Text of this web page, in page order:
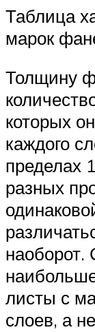
Таблица
марок
Толщину
которых
каждого
пределах
разных
наоборот.
листы с
слоев, а